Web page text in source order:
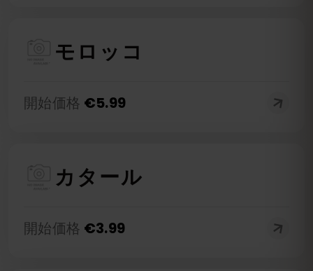
モロッコ
開始価格 €5.99
カタール
開始価格 €3.99